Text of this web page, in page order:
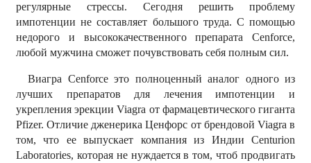
регулярные стрессы. Сегодня решить проблему
импотенции не составляет большого труда. С помощью
недорого и высококачественного препарата Cenforce,
любой мужчина сможет почувствовать себя полным сил.
Виагра Сenforce это полноценный аналог одного из
лучших препаратов для лечения импотенции и
укрепления эрекции Viagra от фармацевтического гиганта
Pfizer. Отличие дженерика Ценфорс от брендовой Viagra в
том, что ее выпускает компания из Индии Centurion
Laboratories, которая не нуждается в том, чтоб продвигать